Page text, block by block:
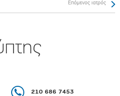
Επόμενος ιατρός
210 686 7453